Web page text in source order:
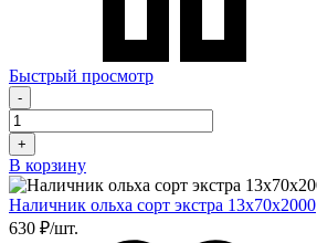
Быстрый просмотр
-
+
В корзину
Наличник ольха сорт экстра 13х70х2000
630 ₽/шт.